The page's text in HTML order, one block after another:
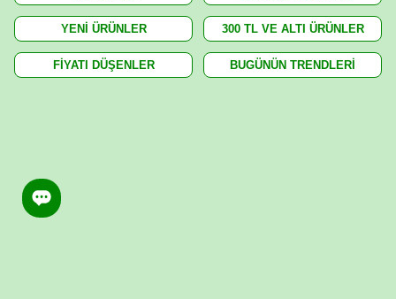
YENİ ÜRÜNLER 300 TL VE ALTI ÜRÜNLER
FİYATI DÜŞENLER BUGÜNÜN TRENDLERİ